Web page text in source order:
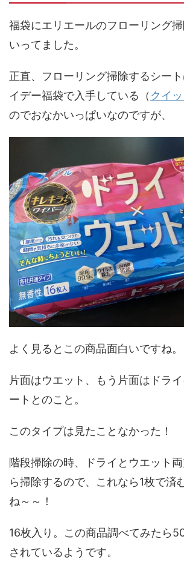
福袋にエリエールのフローリング
いってました。
正直、フローリング掃除するシー
イデー福袋で入手している（ クイ
のでおなかいっぱいなのですが、
よく見るとこの商品面白いですね。
片面はウエット、もう片面はドラ
ートとのこと。
このタイプは見たことなかった！
階段掃除の時、ドライとウエット
ら掃除するので、これなら1枚で済
ね～～！
16枚入り。この商品調べてみたら
されているようです。